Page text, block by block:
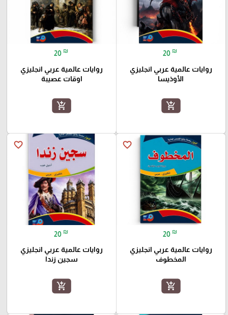
20 ₪
روايات عالمية عربي انجليزي
الأوذيسا
add_shopping_cart
20 ₪
روايات عالمية عربي انجليزي
اوقات عصيبة
add_shopping_cart
favorite_border
20 ₪
روايات عالمية عربي انجليزي
المخطوف
add_shopping_cart
favorite_border
20 ₪
روايات عالمية عربي انجليزي
سجين زندا
add_shopping_cart